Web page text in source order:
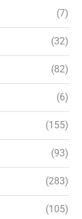
(7)
(32)
(82)
(6)
(155)
(93)
(283)
(105)